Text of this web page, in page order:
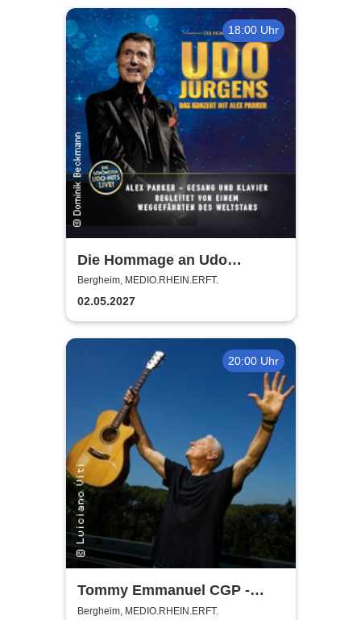
18:00 Uhr
Die Hommage an Udo
Jürgens - Das Konzert mit
Alex Parker
Bergheim, MEDIO.RHEIN.ERFT.
02.05.2027
20:00 Uhr
Tommy Emmanuel CGP -
Living in the Light Tour
Bergheim, MEDIO.RHEIN.ERFT.